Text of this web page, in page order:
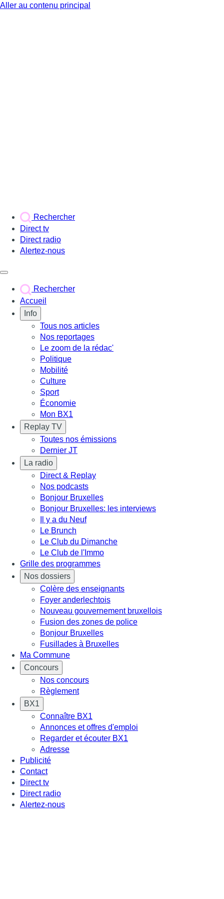
Aller au contenu principal
Rechercher
Direct tv
Direct radio
Alertez-nous
Rechercher
Accueil
Info
Tous nos articles
Nos reportages
Le zoom de la rédac'
Politique
Mobilité
Culture
Sport
Économie
Mon BX1
Replay TV
Toutes nos émissions
Dernier JT
La radio
Direct & Replay
Nos podcasts
Bonjour Bruxelles
Bonjour Bruxelles: les interviews
Il y a du Neuf
Le Brunch
Le Club du Dimanche
Le Club de l'Immo
Grille des programmes
Nos dossiers
Colère des enseignants
Foyer anderlechtois
Nouveau gouvernement bruxellois
Fusion des zones de police
Bonjour Bruxelles
Fusillades à Bruxelles
Ma Commune
Concours
Nos concours
Règlement
BX1
Connaître BX1
Annonces et offres d'emploi
Regarder et écouter BX1
Adresse
Publicité
Contact
Direct tv
Direct radio
Alertez-nous